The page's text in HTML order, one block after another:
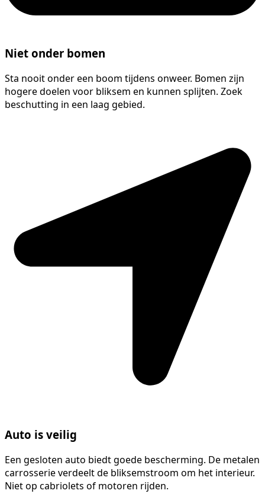
Niet onder bomen
Sta nooit onder een boom tijdens onweer. Bomen zijn
hogere doelen voor bliksem en kunnen splijten. Zoek
beschutting in een laag gebied.
Auto is veilig
Een gesloten auto biedt goede bescherming. De metalen
carrosserie verdeelt de bliksemstroom om het interieur.
Niet op cabriolets of motoren rijden.